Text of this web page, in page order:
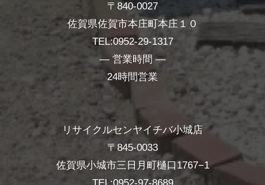
〒840-0027
佐賀県佐賀市本庄町本庄１０
TEL:0952-29-1317
― 営業時間 ―
24時間営業
リサイクルセンヤイチバ小城店
〒845-0033
佐賀県小城市三日月町樋口1767−1